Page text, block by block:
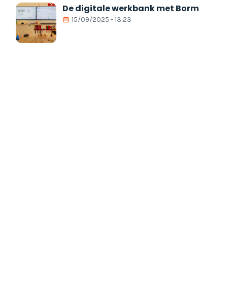
De digitale werkbank met Borm
15/09/2025 - 13:23